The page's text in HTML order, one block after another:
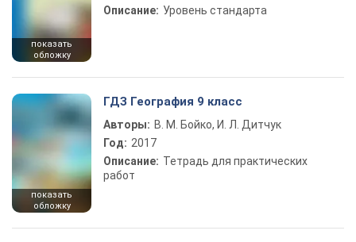
показать
обложку
Описание: Уровень стандарта
показать
обложку
ГДЗ География 9 класс
Авторы: В. М. Бойко, И. Л. Дитчук
Год: 2017
Описание: Тетрадь для практических
работ